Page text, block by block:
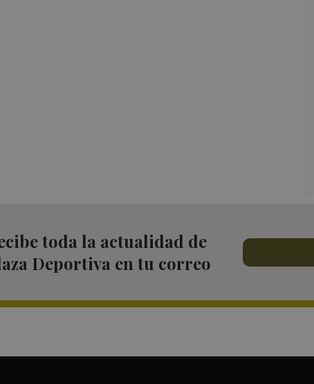
toda la actualidad de
Deportiva en tu correo